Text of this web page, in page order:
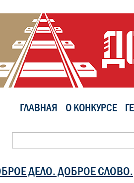
ГЛАВНАЯ О КОНКУРСЕ
ДЕЛО. ДОБРОЕ СЛОВО.